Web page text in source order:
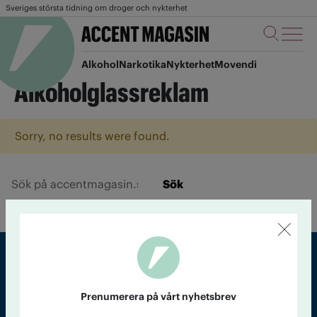
Sveriges största tidning om droger och nykterhet
AlkoholNarkotikaNykterhetMovendi
Alkoholglassreklam
Sorry, no results were found.
Sök
Prenumerera på vårt nyhetsbrev